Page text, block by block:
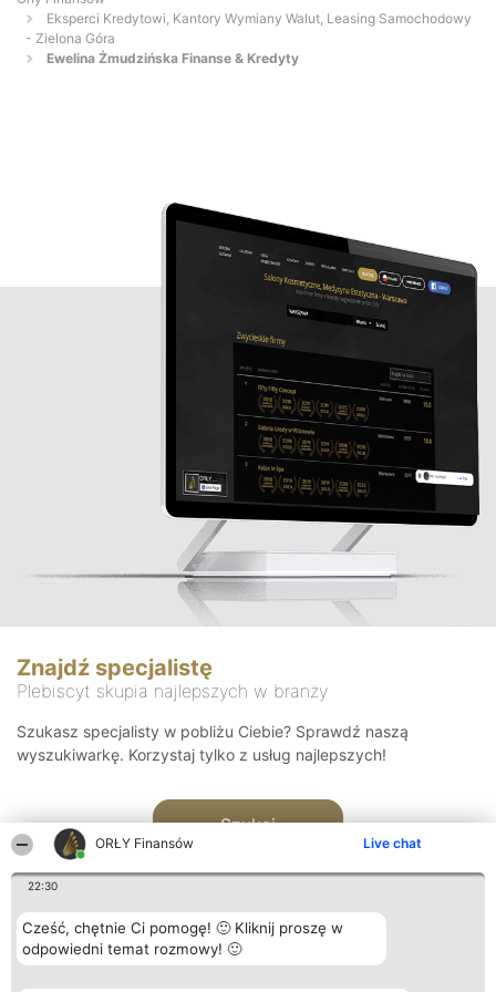
ORŁY Finansów Live chat
22:30
Cześć, chętnie Ci pomogę! 🙂 Kliknij proszę w
odpowiedni temat rozmowy! 🙂
Eksperci Kredytowi, Kantory Wymiany Walut, Leasing Samochodowy
- Zielona Góra
Ewelina Żmudzińska Finanse & Kredyty
Znajdź specjalistę
Plebiscyt skupia najlepszych w branży
Szukasz specjalisty w pobliżu Ciebie? Sprawdź naszą
wyszukiwarkę. Korzystaj tylko z usług najlepszych!
Szukaj
Organizator plebiscytu Plebiscyt Kontakt